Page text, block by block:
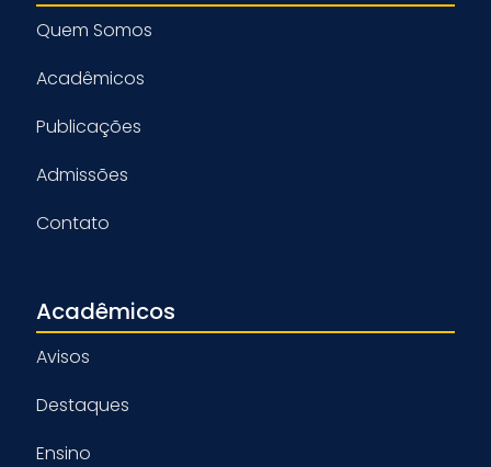
Quem Somos
Acadêmicos
Publicações
Admissões
Contato
Acadêmicos
Avisos
Destaques
Ensino